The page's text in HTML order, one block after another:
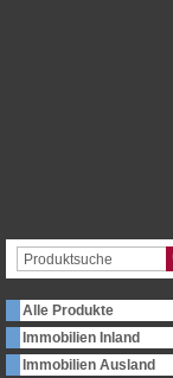
Alle Produkte
Immobilien Inland
Immobilien Ausland